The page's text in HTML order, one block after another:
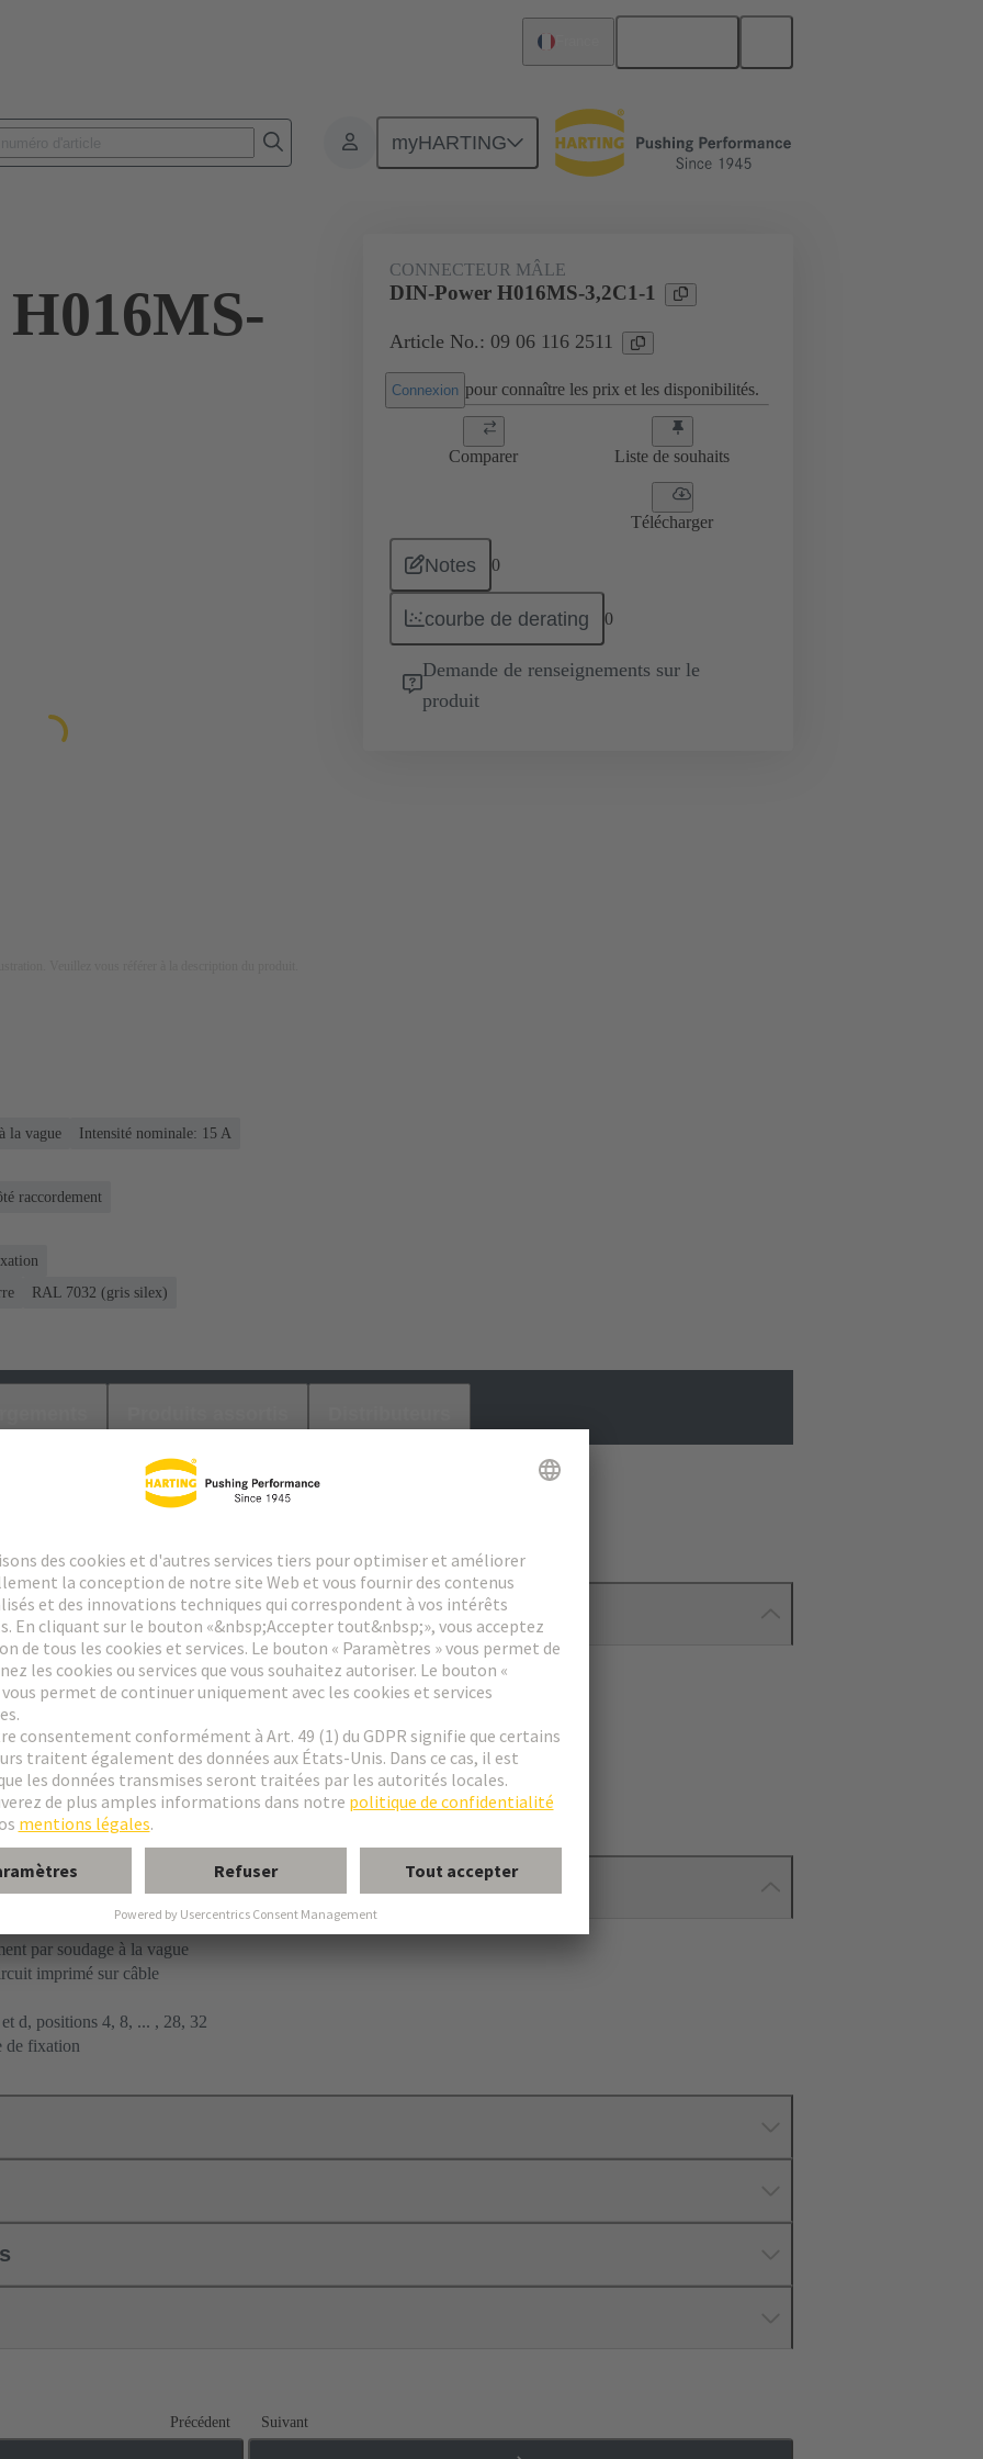
myHARTING
CONNECTEUR MÂLE
DIN-Power H016MS-3,2C1-1
Article No.: 09 06 116 2511
Connexion pour connaître les prix et les disponibilités.
Comparer Liste de souhaits
Télécharger
Notes 0
courbe de derating 0
Demande de renseignements sur le
produit
la vague
Intensité nominale: ‌15 A
raccordement
RAL 7032 (gris silex)
par soudage à la vague
imprimé sur câble
et d, positions 4, 8, ... , 28, 32
de fixation
Précédent Suivant